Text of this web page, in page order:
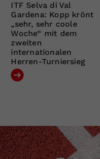
ITF Selva di Val
Gardena: Kopp krönt
„sehr, sehr coole
Woche“ mit dem
zweiten
internationalen
Herren-Turniersieg